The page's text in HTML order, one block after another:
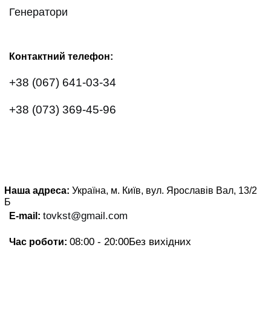
Генератори
Контактний телефон:
+38 (067) 641-03-34
+38 (073) 369-45-96
Наша адреса: Україна, м. Київ, вул. Ярославів Вал, 13/2
Б
E-mail: tovkst@gmail.com
Час роботи: 08:00 - 20:00Без вихідних